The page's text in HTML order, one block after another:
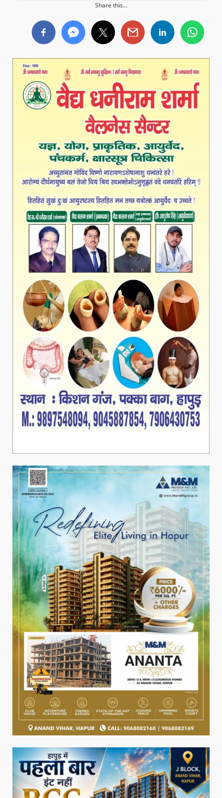
Share this...